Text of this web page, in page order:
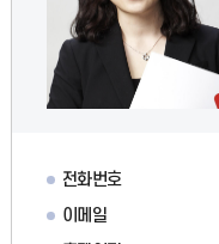
전화번호
이메일